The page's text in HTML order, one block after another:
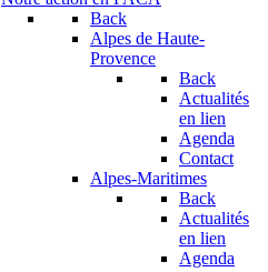
Back
Alpes de Haute-
Provence
Back
Actualités
en lien
Agenda
Contact
Alpes-Maritimes
Back
Actualités
en lien
Agenda